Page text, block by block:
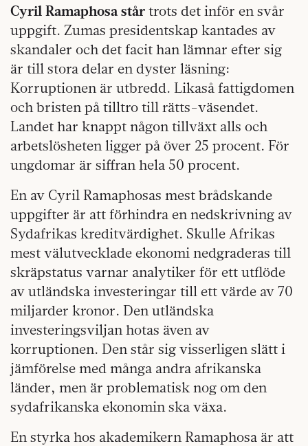
Cyril Ramaphosa står trots det inför en svår
uppgift. Zumas presidentskap kantades av
skandaler och det facit han lämnar efter sig
är till stora delar en dyster läsning:
Korruptionen är utbredd. Likaså fattigdomen
och bristen på tilltro till rätts-väsendet.
Landet har knappt någon tillväxt alls och
arbetslösheten ligger på över 25 procent. För
ungdomar är siffran hela 50 procent.
En av Cyril Ramaphosas mest brådskande
uppgifter är att förhindra en nedskrivning av
Sydafrikas kreditvärdighet. Skulle Afrikas
mest välutvecklade ekonomi nedgraderas till
skräpstatus varnar analytiker för ett utflöde
av utländska investeringar till ett värde av 70
miljarder kronor. Den utländska
investeringsviljan hotas även av
korruptionen. Den står sig visserligen slätt i
jämförelse med många andra afrikanska
länder, men är problematisk nog om den
sydafrikanska ekonomin ska växa.
En styrka hos akademikern Ramaphosa är att